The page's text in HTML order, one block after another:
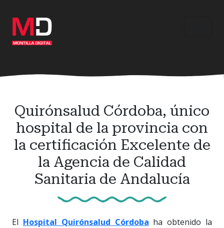
contenido
principal
Quirónsalud Córdoba, único
hospital de la provincia con
la certificación Excelente de
la Agencia de Calidad
Sanitaria de Andalucía
El Hospital Quirónsalud Córdoba ha obtenido la